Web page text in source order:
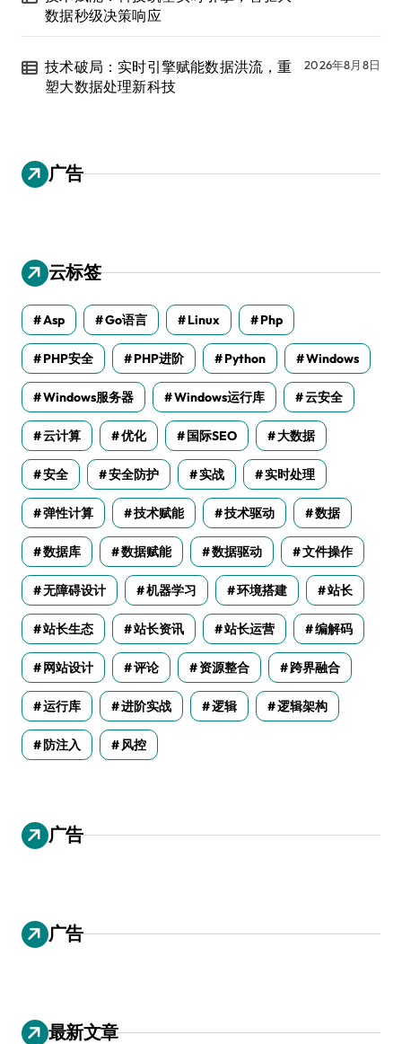
数据秒级决策响应
技术破局：实时引擎赋能数据洪流，重
塑大数据处理新科技
2026年8月8日
广告
云标签
Asp Go语言 Linux Php
PHP安全 PHP进阶 Python Windows
Windows服务器 Windows运行库 云安全
云计算 优化 国际SEO 大数据
安全 安全防护 实战 实时处理
弹性计算 技术赋能 技术驱动 数据
数据库 数据赋能 数据驱动 文件操作
无障碍设计 机器学习 环境搭建 站长
站长生态 站长资讯 站长运营 编解码
网站设计 评论 资源整合 跨界融合
运行库 进阶实战 逻辑 逻辑架构
防注入 风控
广告
广告
最新文章